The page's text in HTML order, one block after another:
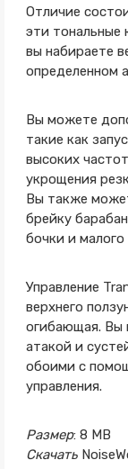
Отличие
эти тональные
вы набираете
определенном
Вы можете
такие как
высоких
укрощения
Вы также
брейку
бочки и
Управление
верхнего
огибающая. Вы
атакой и
обоими с
управления.
Размер: 8 MB
Скачать